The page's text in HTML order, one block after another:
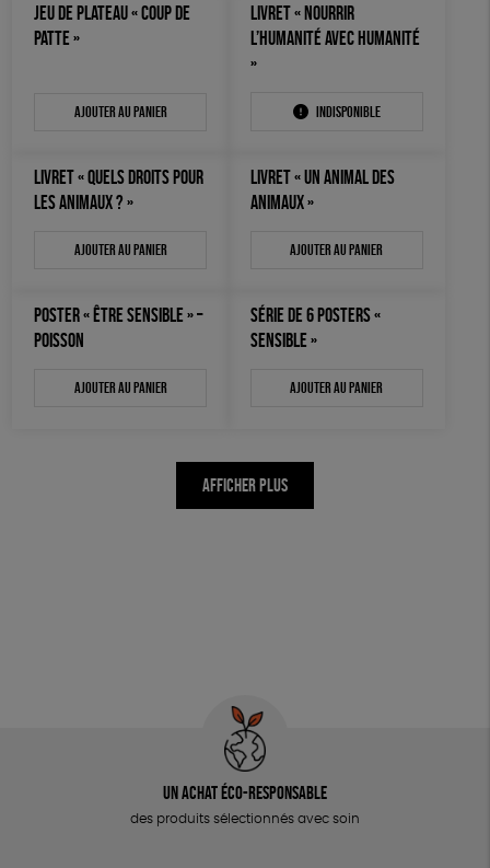
LIBRAIRIE
ACCESSOIRES
JEU DE PLATEAU « COUP DE
PATTE »
Ajouter au panier
LIVRET « NOURRIR
L’HUMANITÉ AVEC HUMANITÉ
»
Indisponible
LIVRET « QUELS DROITS POUR
LES ANIMAUX ? »
Ajouter au panier
LIVRET « UN ANIMAL DES
ANIMAUX »
Ajouter au panier
POSTER « ÊTRE SENSIBLE » –
POISSON
Ajouter au panier
SÉRIE DE 6 POSTERS «
SENSIBLE »
Ajouter au panier
AFFICHER PLUS
Un achat éco-responsable
des produits sélectionnés avec soin